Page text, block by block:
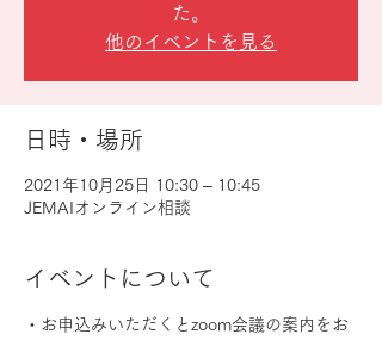
た。
他のイベントを見る
日時・場所
2021年10月25日 10:30 – 10:45
JEMAIオンライン相談
イベントについて
・お申込みいただくとzoom会議の案内をお